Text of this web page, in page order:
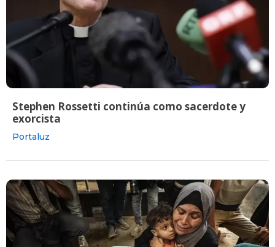
Stephen Rossetti continúa como sacerdote y
exorcista
Portaluz